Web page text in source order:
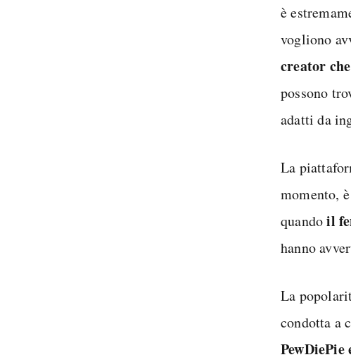
è
vogliono
creator
possono
adatti da
La
momento,
quandoil
hanno
La
condotta a
PewDiePie